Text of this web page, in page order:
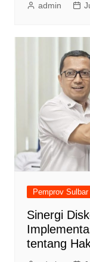
admin
Pemprov Sulbar
Sinergi
tentang